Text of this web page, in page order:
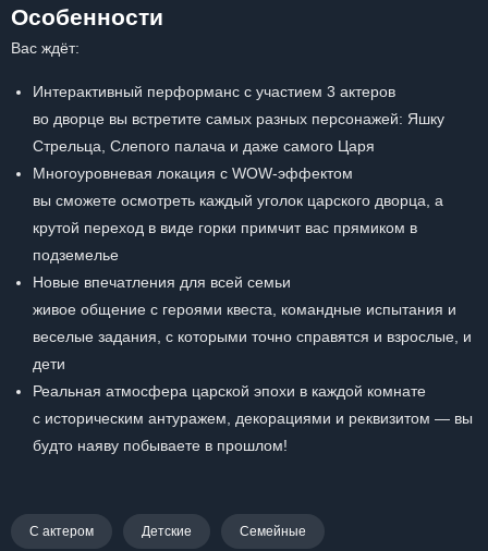
Особенности
Вас ждёт:
Интерактивный перформанс с участием 3 актеров
во дворце вы встретите самых разных персонажей: Яшку
Стрельца, Слепого палача и даже самого Царя
Многоуровневая локация с WOW-эффектом
вы сможете осмотреть каждый уголок царского дворца, а
крутой переход в виде горки примчит вас прямиком в
подземелье
Новые впечатления для всей семьи
живое общение с героями квеста, командные испытания и
веселые задания, с которыми точно справятся и взрослые, и
дети
Реальная атмосфера царской эпохи в каждой комнате
с историческим антуражем, декорациями и реквизитом — вы
будто наяву побываете в прошлом!
С актером Детские Семейные